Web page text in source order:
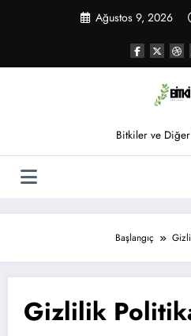
Ağustos 9, 2026
Bitkiler ve
Başlangıç
Gizlilik